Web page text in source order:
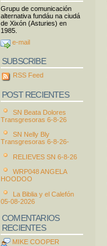
Grupu de comunicación
alternativa fundáu na ciudá
de Xixón (Asturies) en
1985.
e-mail
SUBSCRIBE
RSS Feed
POST RECIENTES
SN Beata Dolores
Transgresoras 6-8-26
SN Nelly Bly
Transgresoras 6-8-26-
RELIEVES SN 6-8-26
WRP048 ANGELA
HOODOO
La Biblia y el Calefón
05-08-2026
COMENTARIOS
RECIENTES
MIKE COOPER